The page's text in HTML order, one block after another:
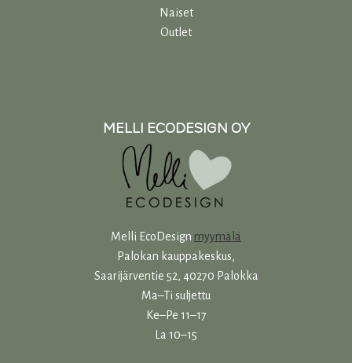
Naiset
Outlet
MELLI ECODESIGN OY
Melli EcoDesign myymälä
Palokan kauppakeskus,
Saarijärventie 52, 40270 Palokka
Ma–Ti suljettu
Ke–Pe 11–17
La 10–15